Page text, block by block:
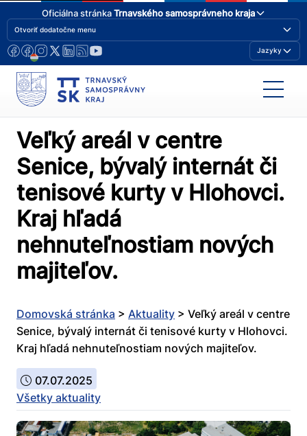
Oficiálna stránkaTrnavského samosprávneho kraja
Otvoriť dodatočne menu
Jazyky
Veľký areál v centre
Senice, bývalý internát či
tenisové kurty v Hlohovci.
Kraj hľadá
nehnuteľnostiam nových
majiteľov.
Domovská stránka > Aktuality > Veľký areál v centre
Senice, bývalý internát či tenisové kurty v Hlohovci.
Kraj hľadá nehnuteľnostiam nových majiteľov.
07.07.2025
Všetky aktuality